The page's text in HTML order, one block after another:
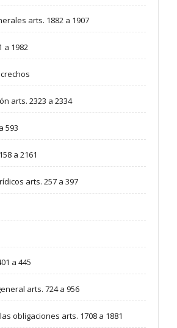
arts. 1882 a 1907
a 1982
arts. 2323 a 2334
593
a 2161
arts. 257 a 397
a 445
arts. 724 a 956
obligaciones arts. 1708 a 1881